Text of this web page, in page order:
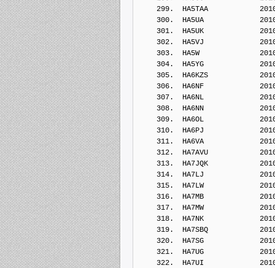
299.  HA5TAA
300.  HA5UA
301.  HA5UK
302.  HA5VJ
303.  HA5W
304.  HA5YG
305.  HA6KZS
306.  HA6NF
307.  HA6NL
308.  HA6NN
309.  HA6OL
310.  HA6PJ
311.  HA6VA
312.  HA7AVU
313.  HA7JQK
314.  HA7LJ
315.  HA7LW
316.  HA7MB
317.  HA7MW
318.  HA7NK
319.  HA7SBQ
320.  HA7SG
321.  HA7UG
322.  HA7UI